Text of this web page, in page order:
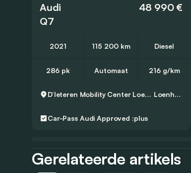
Audi
Q7
48 990 €
2021 115 200 km Diesel
286 pk Automaat 216 g/km
D’Ieteren Mobility Center Loenhout Loenhout
Car-Pass Audi Approved :plus
Gerelateerde artikels